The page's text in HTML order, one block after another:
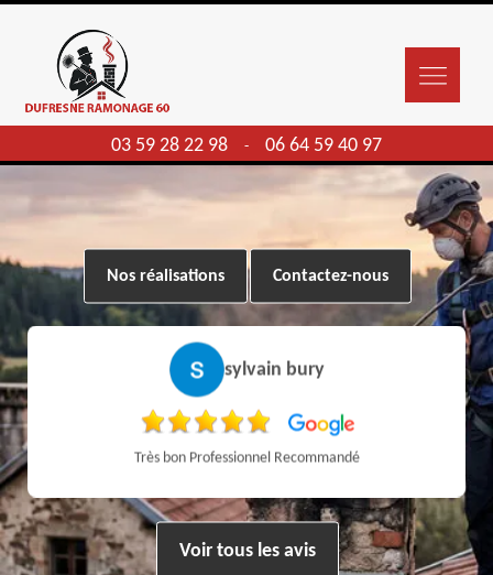
03 59 28 22 98 - 06 64 59 40 97
Nos réalisations Contactez-nous
sylvain bury
Très bon Professionnel Recommandé
Voir tous les avis